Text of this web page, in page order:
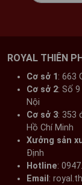
ROYAL THIÊN
Cơ sở 1 : 663
Cơ sở 2: Số
Nội​
Cơ sở 3: 353
Hồ Chí Minh
Xưởng sản
Định​
Hotline:
Email :